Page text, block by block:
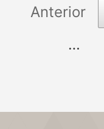
Anterior
…